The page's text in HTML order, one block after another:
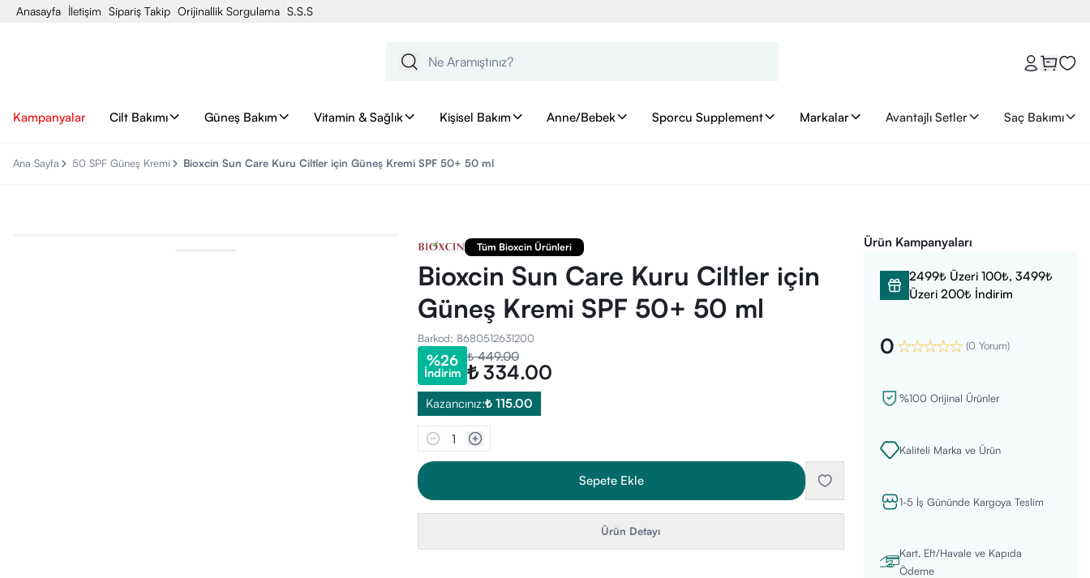
Anasayfa İletişim Sipariş Takip Orijinallik Sorgulama S.S.S
Kampanyalar Cilt Bakımı Güneş Bakım Vitamin & Sağlık Kişisel Bakım Anne/Bebek Sporcu Supplement Markalar Avantajlı Setler Saç Bakımı
Ana Sayfa 50 SPF Güneş Kremi Bioxcin Sun Care Kuru Ciltler için Güneş Kremi SPF 50+ 50 ml
Tüm Bioxcin Ürünleri
Bioxcin Sun Care Kuru Ciltler için
Güneş Kremi SPF 50+ 50 ml
Barkod: 8680512631200
%26
İndirim
₺ 449.00
₺ 334.00
Kazancınız:₺ 115.00
1
Sepete Ekle
Ürün Detayı
Ürün Kampanyaları
2499₺ Üzeri 100₺, 3499₺
Üzeri 200₺ İndirim
0 (0 Yorum)
%100 Orijinal Ürünler
Kaliteli Marka ve Ürün
1-5 İş Gününde Kargoya Teslim
Kart, Eft/Havale ve Kapıda
Ödeme